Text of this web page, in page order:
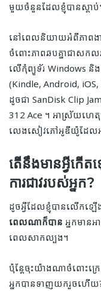
មួយចំនួនដែលខ្ញុំបានស្តាប់
នៅពេលនិយាយអំពីភាពងាយ
ចំពោះភាពឆបគ្នាជាសក
លើកុំព្យូទ័រ Windows និ
(Kindle, Android,
ដូចជា SanDisk Clip
312 Ace ។ អាស្រ័យហេ
លេងសៀវភៅអូឌីយ៉ូដែលអា
តើនឹងមានអ្វីកើត
ការជាវរបស់អ្នក?
ដូចអ្វីដែលខ្ញុំបានលើកឡើ
ពេលណាក៏បាន អ្នក​មាន​អ
ពេល​សាកល្បង។
ប៉ុន្តែចុះយ៉ាងណាចំពោះក្
អ្នកបានទាញយករួចហើយ